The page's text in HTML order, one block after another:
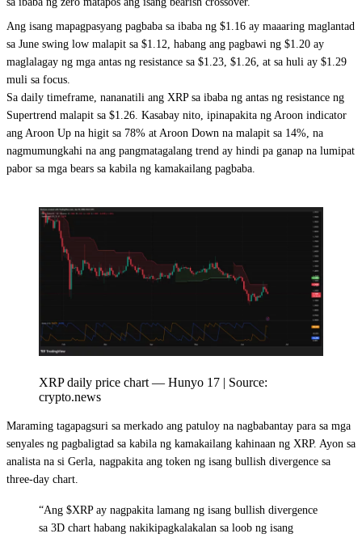
Ang isang mapagpasyang pagbaba sa ibaba ng $1.16 ay maaaring maglantad
sa June swing low malapit sa $1.12, habang ang pagbawi ng $1.20 ay
maglalagay ng mga antas ng resistance sa $1.23, $1.26, at sa huli ay $1.29
muli sa focus.
Sa daily timeframe, nananatili ang XRP sa ibaba ng antas ng resistance ng
Supertrend malapit sa $1.26. Kasabay nito, ipinapakita ng Aroon indicator
ang Aroon Up na higit sa 78% at Aroon Down na malapit sa 14%, na
nagmumungkahi na ang pangmatagalang trend ay hindi pa ganap na lumipat
pabor sa mga bears sa kabila ng kamakailang pagbaba.
XRP daily price chart — Hunyo 17 | Source:
crypto.news
Maraming tagapagsuri sa merkado ang patuloy na nagbabantay para sa mga
senyales ng pagbaligtad sa kabila ng kamakailang kahinaan ng XRP. Ayon sa
analista na si Gerla, nagpakita ang token ng isang bullish divergence sa
three-day chart.
“Ang $XRP ay nagpakita lamang ng isang bullish divergence
sa 3D chart habang nakikipagkalakalan sa loob ng isang